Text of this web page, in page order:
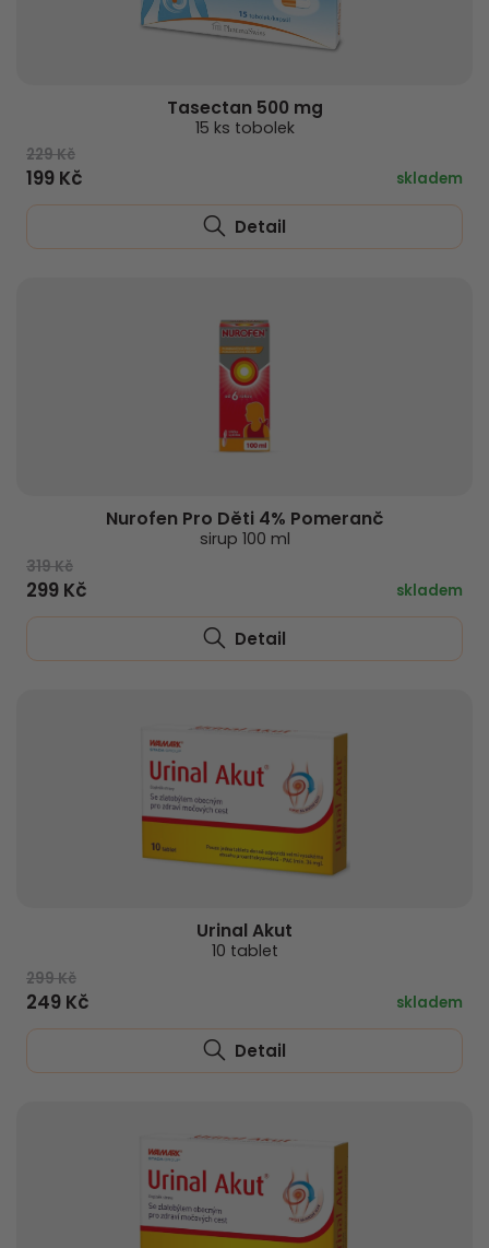
Tasectan 500 mg
15 ks tobolek
229 Kč
199 Kč skladem
Detail
Nurofen Pro Děti 4% Pomeranč
sirup 100 ml
319 Kč
299 Kč skladem
Detail
Urinal Akut
10 tablet
299 Kč
249 Kč skladem
Detail